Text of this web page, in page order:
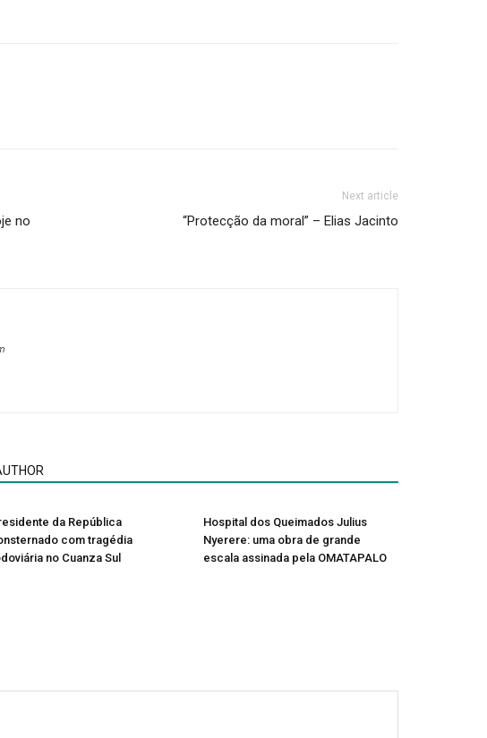
no
Next article
“Protecção da moral” – Elias Jacinto
da República
com tragédia
no Cuanza Sul
Hospital dos Queimados Julius
Nyerere: uma obra de grande
escala assinada pela OMATAPALO